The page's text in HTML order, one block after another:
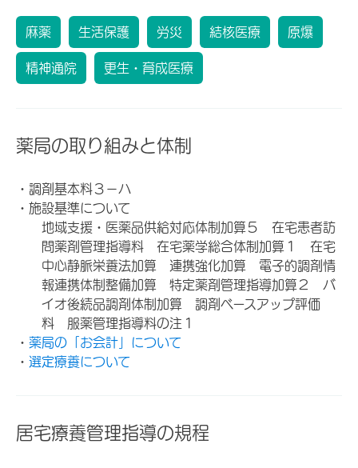
麻薬 生活保護 労災 結核医療 原爆
精神通院 更生・育成医療
薬局の取り組みと体制
・調剤基本料３－ハ
・施設基準について
地域支援・医薬品供給対応体制加算５ 在宅患者訪
問薬剤管理指導料 在宅薬学総合体制加算１ 在宅
中心静脈栄養法加算 連携強化加算 電子的調剤情
報連携体制整備加算 特定薬剤管理指導加算２ バ
イオ後続品調剤体制加算 調剤ベースアップ評価
料 服薬管理指導料の注１
・ 薬局の「お会計」について
・ 選定療養について
居宅療養管理指導の規程